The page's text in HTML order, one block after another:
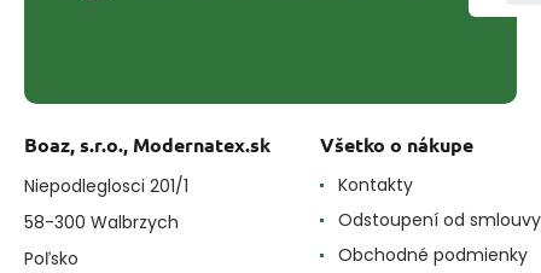
Boaz, s.r.o., Modernatex.sk
Niepodleglosci 201/1
58-300 Walbrzych
Poľsko
Všetko o nákupe
Kontakty
Odstoupení od smlouvy
Obchodné podmienky